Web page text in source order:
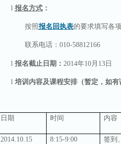
l 报名方式：
按照报名回执表的要求填写各
联系电话： 010-58812166
l 报名截止日期： 2014年10月 13日
l 培训内容及课程安排（暂定，如有
日期 时间 内容
2014.10.15 8:15-9:00 签到